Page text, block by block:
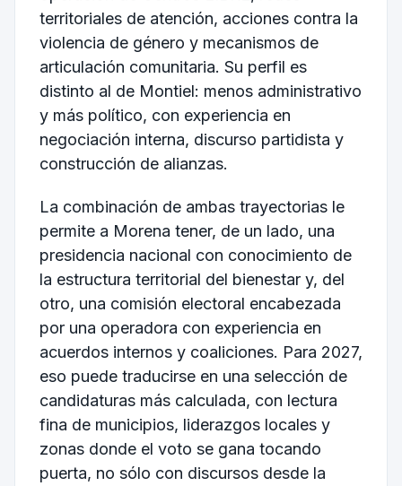
territoriales de atención, acciones contra la
violencia de género y mecanismos de
articulación comunitaria. Su perfil es
distinto al de Montiel: menos administrativo
y más político, con experiencia en
negociación interna, discurso partidista y
construcción de alianzas.
La combinación de ambas trayectorias le
permite a Morena tener, de un lado, una
presidencia nacional con conocimiento de
la estructura territorial del bienestar y, del
otro, una comisión electoral encabezada
por una operadora con experiencia en
acuerdos internos y coaliciones. Para 2027,
eso puede traducirse en una selección de
candidaturas más calculada, con lectura
fina de municipios, liderazgos locales y
zonas donde el voto se gana tocando
puerta, no sólo con discursos desde la